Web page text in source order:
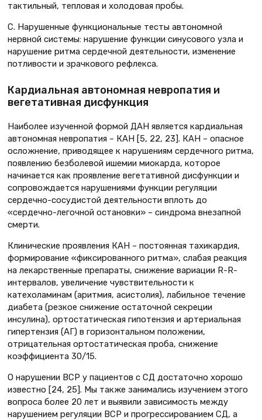
тактильный, тепловая и холодовая пробы.
C. Нарушенные функциональные тесты автономной
нервной системы: нарушение функции синусового узла и
нарушение ритма сердечной деятельности, изменение
потливости и зрачкового рефлекса.
Кардиальная автономная невропатия и
вегетативная дисфункция
Наиболее изученной формой ДАН является кардиальная
автономная невропатия – КАН [5, 22, 23]. КАН – опасное
осложнение, приводящее к нарушениям сердечного ритма,
появлению безболевой ишемии миокарда, которое
начинается как проявление вегетативной дисфункции и
сопровождается нарушениями функции регуляции
сердечно-сосудистой деятельности вплоть до
«сердечно-легочной остановки» – синдрома внезапной
смерти.
Клинические проявления КАН – постоянная тахикардия,
формирование «фиксированного ритма», слабая реакция
на лекарственные препараты, снижение вариации R-R-
интервалов, увеличение чувствительности к
катехоламинам (аритмия, асистолия), лабильное течение
диабета (резкое снижение остаточной секреции
инсулина), ортостатическая гипотензия и артериальная
гипертензия (АГ) в горизонтальном положении,
отрицательная ортостатическая проба, снижение
коэффициента 30/15.
О нарушении ВСР у пациентов с СД достаточно хорошо
известно [24, 25]. Мы также занимались изучением этого
вопроса более 20 лет и выявили зависимость между
нарушением регуляции ВСР и прогрессированием СД, а